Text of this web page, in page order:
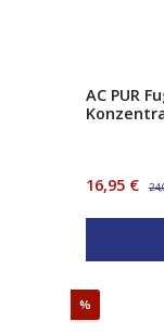
AC PUR
16,95 €
%